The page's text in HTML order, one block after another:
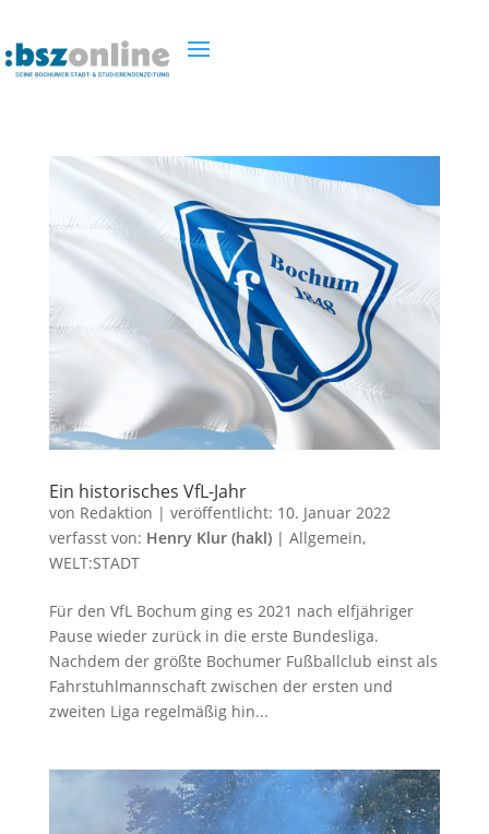
Ein historisches VfL-Jahr
von Redaktion | veröffentlicht: 10. Januar 2022
verfasst von: Henry Klur (hakl)| Allgemein,
WELT:STADT
Für den VfL Bochum ging es 2021 nach elfjähriger
Pause wieder zurück in die erste Bundesliga.
Nachdem der größte Bochumer Fußballclub einst als
Fahrstuhlmannschaft zwischen der ersten und
zweiten Liga regelmäßig hin...